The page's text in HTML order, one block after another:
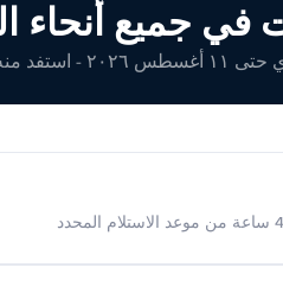
في جميع أنحاء
منه اليوم!